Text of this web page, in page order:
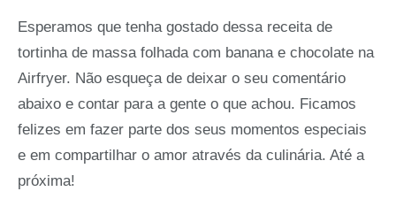
Esperamos que tenha gostado dessa receita de
tortinha de massa folhada com banana e chocolate na
Airfryer. Não esqueça de deixar o seu comentário
abaixo e contar para a gente o que achou. Ficamos
felizes em fazer parte dos seus momentos especiais
e em compartilhar o amor através da culinária. Até a
próxima!